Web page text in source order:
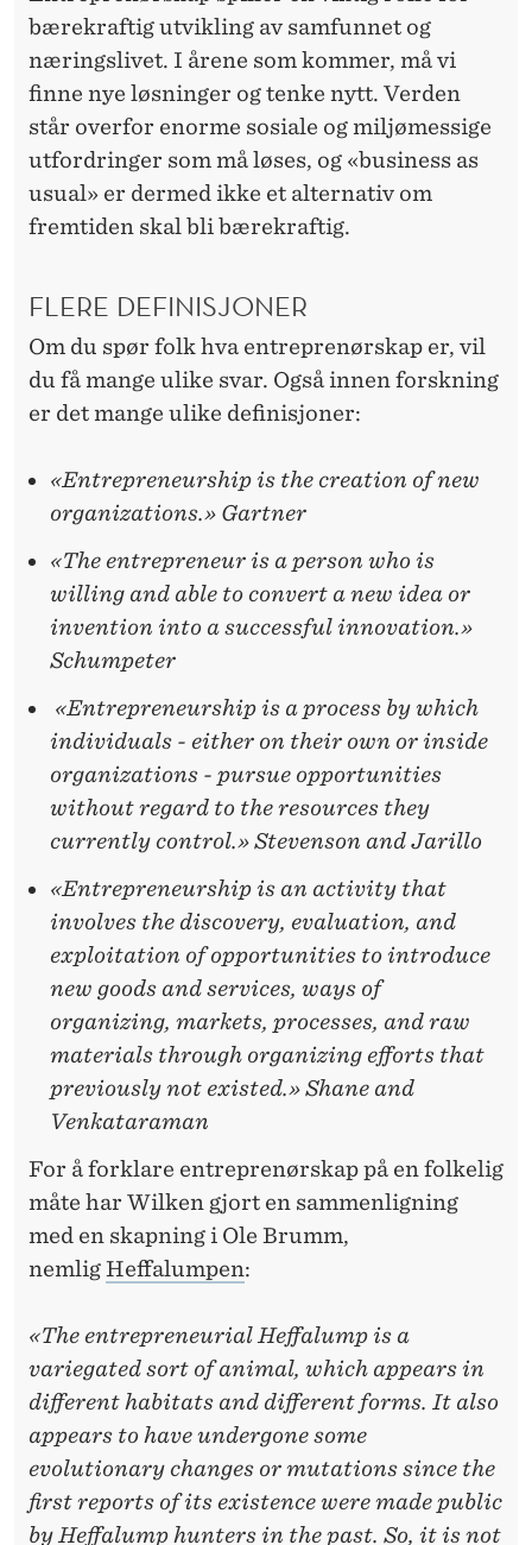
bærekraftig utvikling av samfunnet og
næringslivet. I årene som kommer, må vi
finne nye løsninger og tenke nytt. Verden
står overfor enorme sosiale og miljømessige
utfordringer som må løses, og «business as
usual» er dermed ikke et alternativ om
fremtiden skal bli bærekraftig.
FLERE DEFINISJONER
Om du spør folk hva entreprenørskap er, vil
du få mange ulike svar. Også innen forskning
er det mange ulike definisjoner:
«Entrepreneurship is the creation of new
organizations.» Gartner
«The entrepreneur is a person who is
willing and able to convert a new idea or
invention into a successful innovation.»
Schumpeter
«Entrepreneurship is a process by which
individuals - either on their own or inside
organizations - pursue opportunities
without regard to the resources they
currently control.» Stevenson and Jarillo
«Entrepreneurship is an activity that
involves the discovery, evaluation, and
exploitation of opportunities to introduce
new goods and services, ways of
organizing, markets, processes, and raw
materials through organizing efforts that
previously not existed.» Shane and
Venkataraman
For å forklare entreprenørskap på en folkelig
måte har Wilken gjort en sammenligning
med en skapning i Ole Brumm,
nemligHeffalumpen:
«The entrepreneurial Heffalump is a
variegated sort of animal, which appears in
different habitats and different forms. It also
appears to have undergone some
evolutionary changes or mutations since the
first reports of its existence were made public
by Heffalump hunters in the past. So, it is not